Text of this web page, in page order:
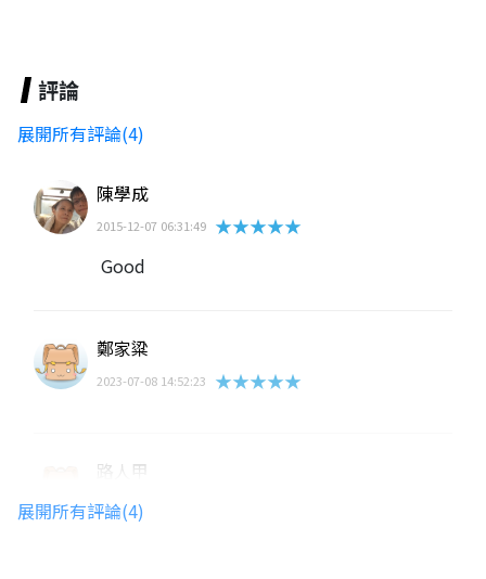
評論
展開所有評論(4)
陳學成
2015-12-07 06:31:49 ★★★★★
Good
鄭家粱
2023-07-08 14:52:23 ★★★★★
路人甲
2017-02-24 20:42:53
展開所有評論(4)